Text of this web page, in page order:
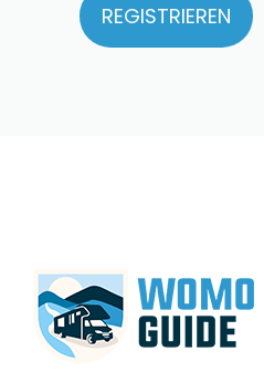
REGISTRIEREN